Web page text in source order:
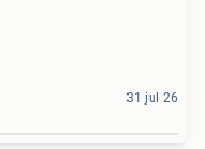
31 jul 26